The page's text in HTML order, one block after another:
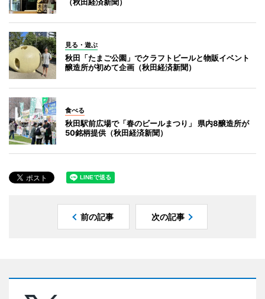
見る・遊ぶ
秋田「たまご公園」でクラフトビールと物販イベント
醸造所が初めて企画（秋田経済新聞）
食べる
秋田駅前広場で「春のビールまつり」 県内8醸造所が
50銘柄提供（秋田経済新聞）
前の記事 次の記事